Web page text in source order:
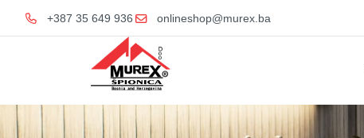
+387 35 649 936 onlineshop@murex.ba